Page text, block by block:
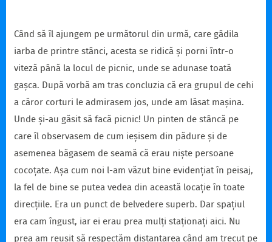
Când să îl ajungem pe următorul din urmă, care gâdila
iarba de printre stânci, acesta se ridică și porni într-o
viteză până la locul de picnic, unde se adunase toată
gașca. După vorbă am tras concluzia că era grupul de cehi
a căror corturi le admirasem jos, unde am lăsat mașina.
Unde și-au găsit să facă picnic! Un pinten de stâncă pe
care îl observasem de cum ieșisem din pădure și de
asemenea băgasem de seamă că erau niște persoane
cocoțate. Așa cum noi l-am văzut bine evidențiat în peisaj,
la fel de bine se putea vedea din această locație în toate
direcțiile. Era un punct de belvedere superb. Dar spațiul
era cam îngust, iar ei erau prea mulți staționați aici. Nu